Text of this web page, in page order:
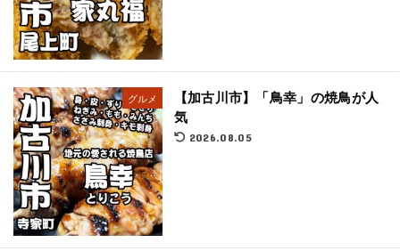
グルメ
【加古川市】「鳥幸」の焼鳥が人
気
2026.08.05